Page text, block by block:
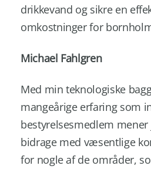
drikkevand og sikre en
omkostninger for
Michael Fahlgren
Med min teknologiske
mangeårige erfaring som
bestyrelsesmedlem mener
bidrage med væsentlige
for nogle af de områder,